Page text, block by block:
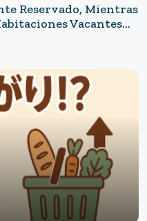
Reservado, Mientras
Vacantes」
Turistas Nacionales
Regresan: Los
Ya No Eligen Y El